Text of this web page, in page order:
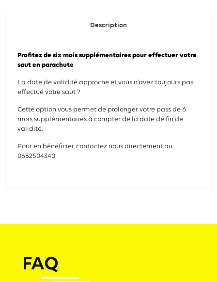
Description
Profitez de six mois supplémentaires pour effectuer votre
saut en parachute
La date de validité approche et vous n'avez toujours pas
effectué votre saut ?
Cette option vous permet de prolonger votre pass de 6
mois supplémentaires à compter de la date de fin de
validité.
Pour en bénéficier, contactez nous directement au
0682504340
FAQ